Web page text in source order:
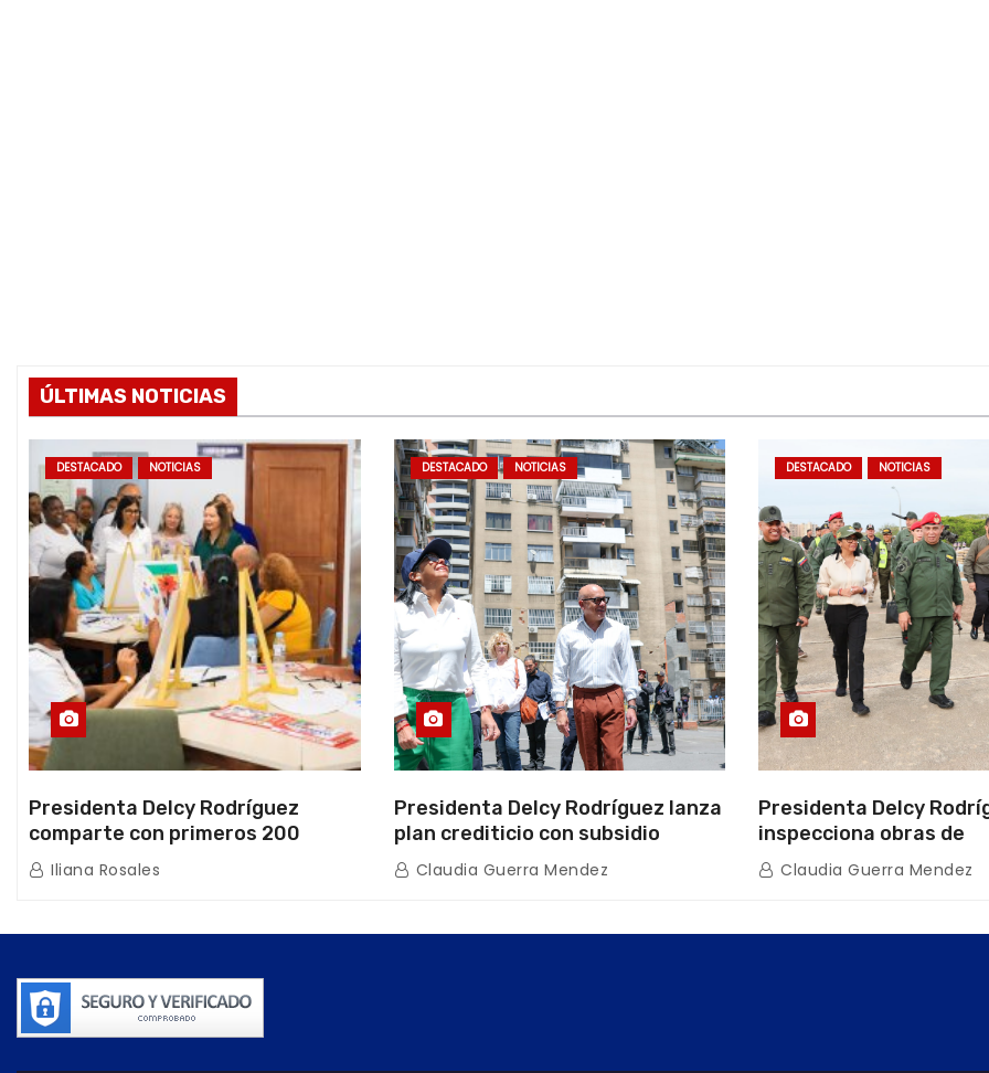
ÚLTIMAS NOTICIAS
DESTACADO NOTICIAS
Presidenta Delcy Rodríguez
comparte con primeros 200
beneficiarios de la nueva Casa de
los Abuelos “La Primavera” en
Iliana Rosales
DESTACADO NOTICIAS
Presidenta Delcy Rodríguez lanza
plan crediticio con subsidio
directo en encuentro con Juntas
de Condominio
Claudia Guerra Mendez
DESTACADO NOTICIAS
Presidenta Delcy
inspecciona obras de
restauración en Escuela
tras afectaciones
Claudia Guerra Mendez